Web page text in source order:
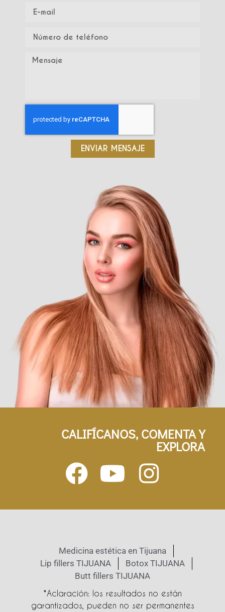
ENVIAR MENSAJE
CALIFÍCANOS, COMENTA Y
EXPLORA
Medicina estética en Tijuana
Lip fillers TIJUANA
Botox TIJUANA
Butt fillers TIJUANA
*Aclaración: los resultados no están
garantizados, pueden no ser permanentes